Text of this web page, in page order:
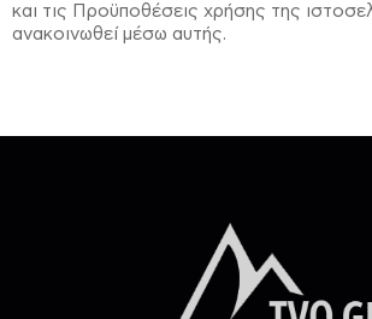
και τις Προϋποθέσεις χρήσης της
ανακοινωθεί μέσω αυτής.